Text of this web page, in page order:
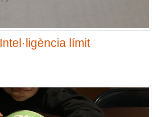
Intel·ligència límit